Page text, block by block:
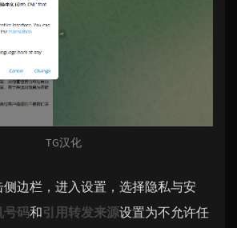
TG汉化
边栏，进入设置，选择隐私与安
号码和引用转发来源设置为不允许任